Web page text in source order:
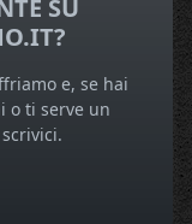
SU
e, se hai
o ti serve un